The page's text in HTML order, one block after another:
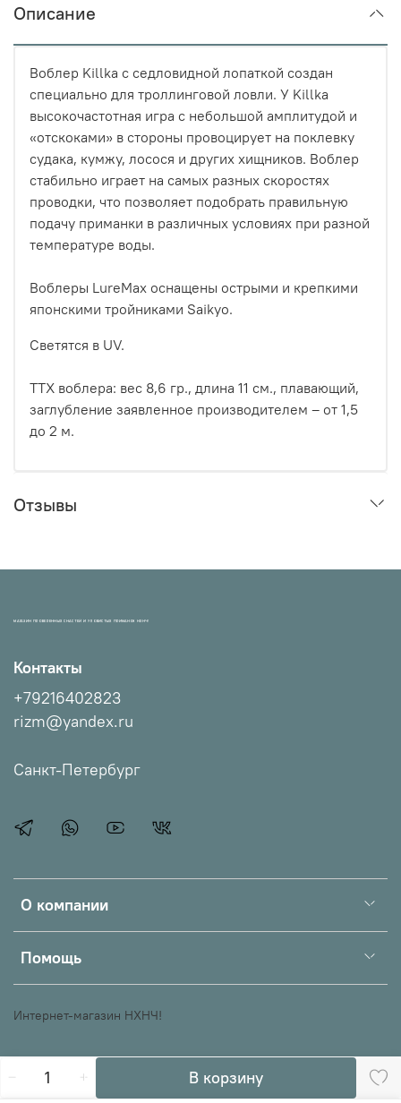
В корзину
Описание
Воблер Killka с седловидной лопаткой создан
специально для троллинговой ловли. У Killka
высокочастотная игра с небольшой амплитудой и
«отскоками» в стороны провоцирует на поклевку
судака, кумжу, лосося и других хищников. Воблер
стабильно играет на самых разных скоростях
проводки, что позволяет подобрать правильную
подачу приманки в различных условиях при разной
температуре воды.
Воблеры LureMax оснащены острыми и крепкими
японскими тройниками Saikyo.
Светятся в UV.
ТТХ воблера: вес 8,6 гр., длина 11 см., плавающий,
заглубление заявленное производителем – от 1,5
до 2 м.
Отзывы
МАГАЗИН ПРОВЕРЕННЫХ СНАСТЕЙ И УЛОВИСТЫХ ПРИМАНОК НХНЧ!
О компании
Помощь
Контакты
+79216402823
rizm@yandex.ru
Санкт-Петербург
Интернет-магазин НХНЧ!